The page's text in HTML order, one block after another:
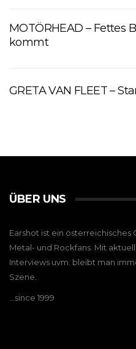
MOTÖRHEAD – Fettes
kommt
GRETA VAN FLEET –
ÜBER UNS
Earshot ist ein
Metal- und Rockfans. Mit
Interviews uvm. bleibt man
Szene.
…since 1999